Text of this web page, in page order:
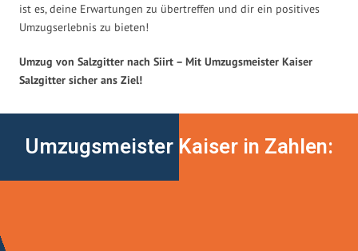
ist es, deine Erwartungen zu übertreffen und dir ein positives
Umzugserlebnis zu bieten!
Umzug von Salzgitter nach Siirt – Mit Umzugsmeister Kaiser
Salzgitter sicher ans Ziel!
Umzugsmeister Kaiser in Zahlen: